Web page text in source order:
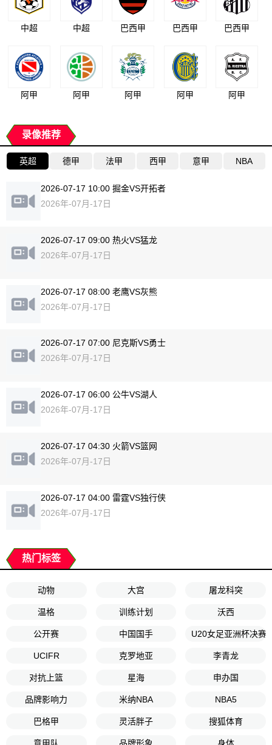
中超 中超 巴西甲 巴西甲 巴西甲
阿甲 阿甲 阿甲 阿甲 阿甲
录像推荐
英超 德甲 法甲 西甲 意甲 NBA
2026-07-17 10:00 掘金VS开拓者
2026年-07月-17日
2026-07-17 09:00 热火VS猛龙
2026年-07月-17日
2026-07-17 08:00 老鹰VS灰熊
2026年-07月-17日
2026-07-17 07:00 尼克斯VS勇士
2026年-07月-17日
2026-07-17 06:00 公牛VS湖人
2026年-07月-17日
2026-07-17 04:30 火箭VS篮网
2026年-07月-17日
2026-07-17 04:00 雷霆VS独行侠
2026年-07月-17日
热门标签
动物 大宫 屠龙科突
温格 训练计划 沃西
公开赛 中国国手 U20女足亚洲杯决赛
UCIFR 克罗地亚 李青龙
对抗上篮 星海 申办国
品牌影响力 米纳NBA NBA5
巴格甲 灵活胖子 搜狐体育